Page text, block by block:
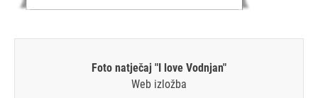
Foto natječaj "I love Vodnjan"
Web izložba